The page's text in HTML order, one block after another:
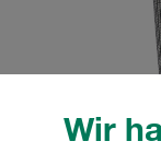
Wir